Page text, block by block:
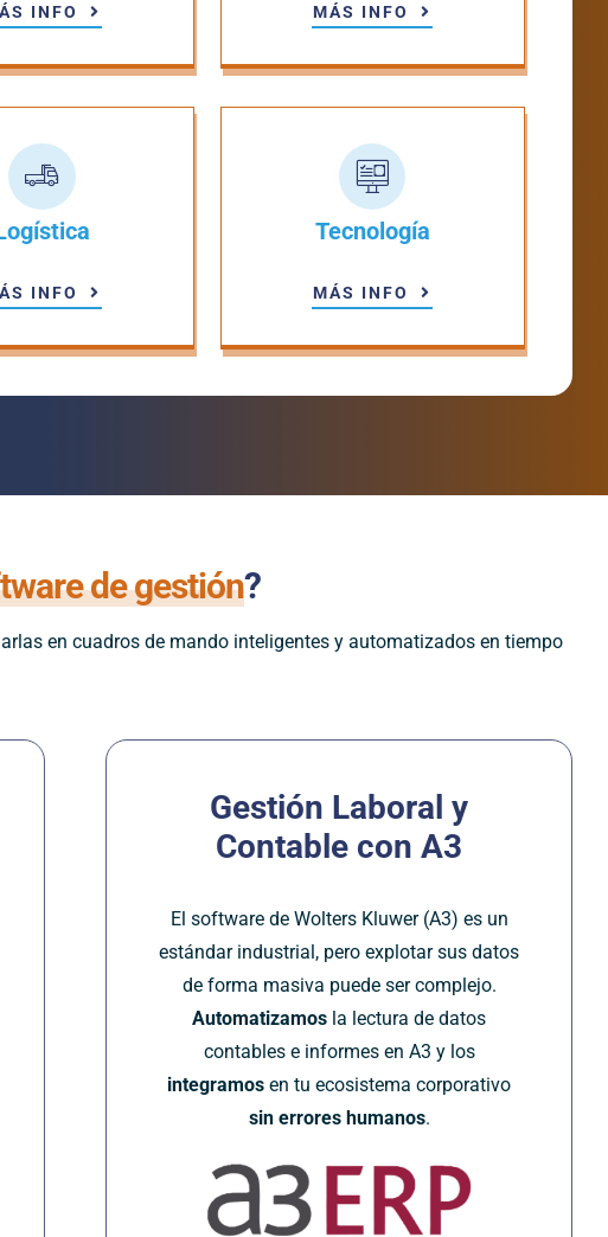
INFO MÁS INFO
INFO
Tecnología
MÁS INFO
de gestión?
en cuadros de mando inteligentes y automatizados en tiempo
Gestión Laboral y
Contable con A3
El software de Wolters Kluwer (A3) es un
estándar industrial, pero explotar sus datos
de forma masiva puede ser complejo.
Automatizamos la lectura de datos
contables e informes en A3 y los
integramos en tu ecosistema corporativo
sin errores humanos.